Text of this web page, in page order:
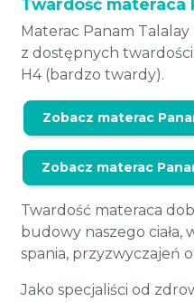
Twardość materaca
Materac Panam
z dostępnych
H4 (bardzo twardy).
Zobacz materac
Zobacz materac
Twardość materaca
budowy naszego ciała,
spania, przyzwyczajeń
Jako specjaliści od